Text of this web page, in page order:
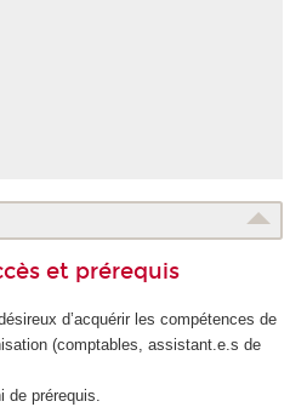
et prérequis
d’acquérir les compétences de
(comptables, assistant.e.s de
prérequis.